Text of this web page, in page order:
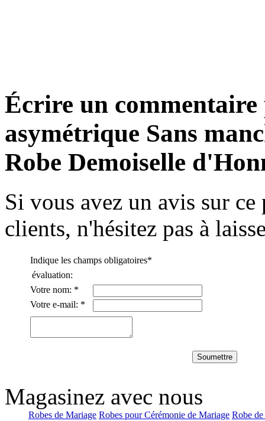
€85.55
A-line Col en V Longueur ra...
€103.95
Fourreau Mousseline polyest...
Trapèze Épaule asymétriq...
€76.35
€114.99
Écrire un
asymétrique Sans
Robe Demoiselle
Si vous avez un avis sur
clients, n'hésitez pas à
Indique les champs obligatoires*
évaluation:
Votre nom: *
Votre e-mail: *
Soumettre
Magasinez avec nous
Robes de Mariage Robes pour Cérémonie de Mariage Robe